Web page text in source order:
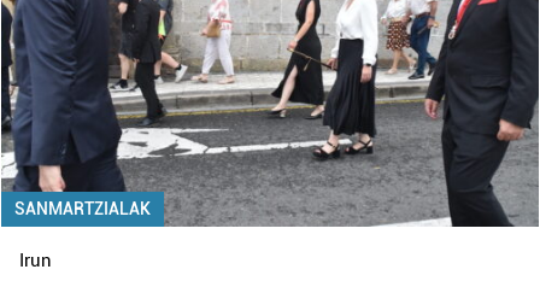
SANMARTZIALAK
Irun